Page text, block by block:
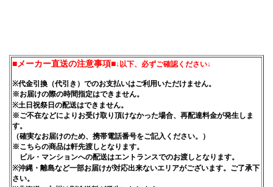
■メーカー直送の注意事項■↓以下、必ずご確認ください↓
※代金引換（代引き）でのお支払いはご利用いただけません。
※お届けの際の時間指定はできません。
※土日祝祭日の配送はできません。
※ご不在などによりお受け取り頂けなかった場合、再配達料金が発生しま
す。
（確実なお届けのため、携帯電話番号をご記入ください。）
※こちらの商品は軒先渡しとなります。
ビル・マンションへの配送はエントランスでのお渡しとなります。
※沖縄・離島など一部お届けが対応出来ないエリアがございます。ご了承下
さい。